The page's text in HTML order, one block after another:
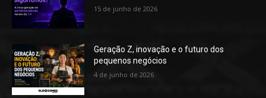
15 de junho de 2026
Geração Z, inovação e o futuro dos
pequenos negócios
4 de junho de 2026